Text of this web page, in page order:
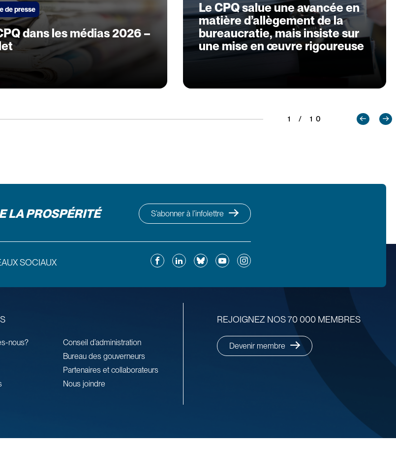
de presse
dans les médias 2026 –
Le CPQ salue une avancée en
matière d’allègement de la
bureaucratie, mais insiste sur
une mise en œuvre rigoureuse
1 / 10
LA PROSPÉRITÉ S’abonner à l’infolettre
SOCIAUX FacebookLinkedInBlueskyYouTubeInstagram
nous?
Conseil d’administration
Bureau des gouverneurs
Partenaires et collaborateurs
Nous joindre
REJOIGNEZ NOS 70 000 MEMBRES
Devenir membre